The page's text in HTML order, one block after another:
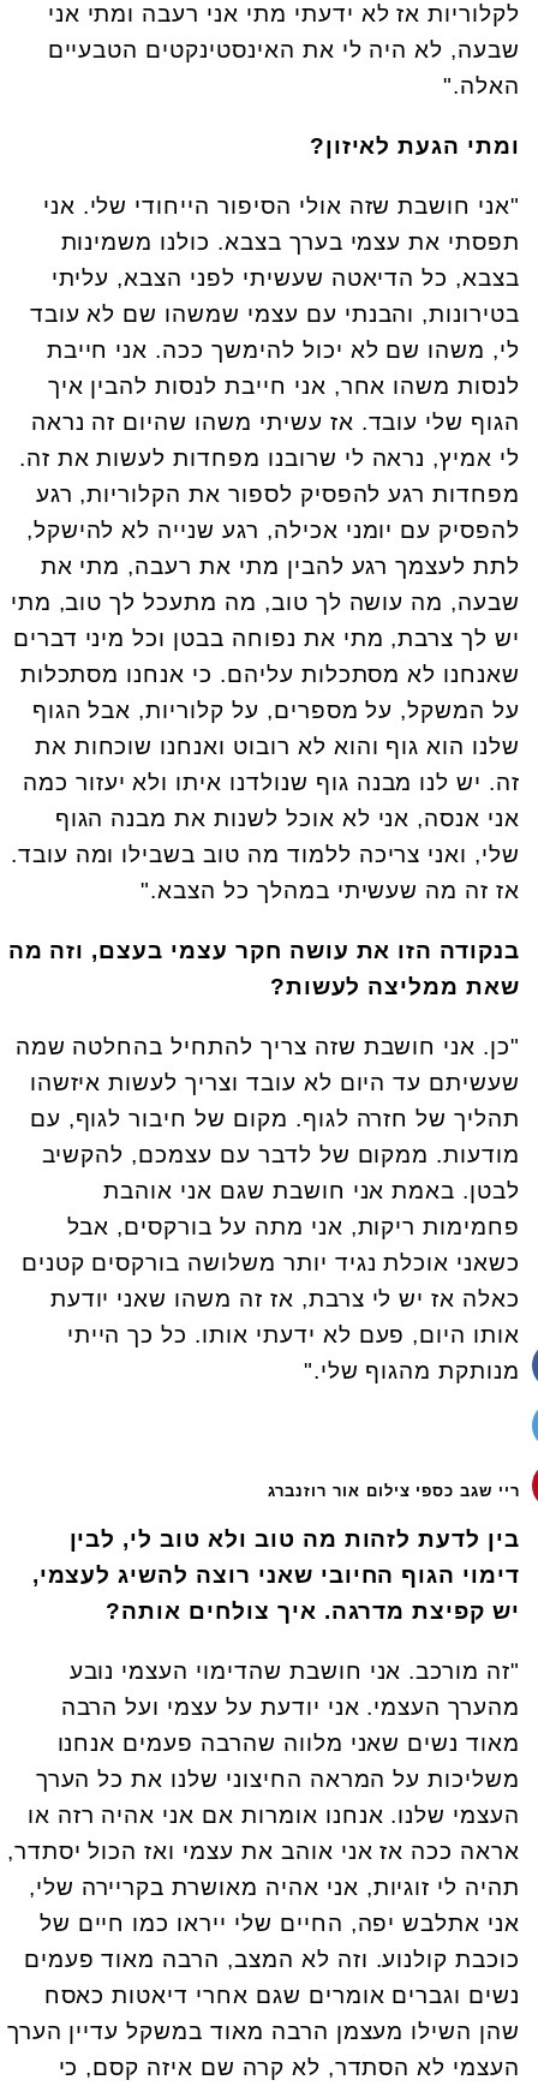
לקלוריות אז לא ידעתי מתי אני רעבה ומתי אני
שבעה, לא היה לי את האינסטינקטים הטבעיים
האלה."
ומתי הגעת לאיזון?
"אני חושבת שזה אולי הסיפור הייחודי שלי. אני
תפסתי את עצמי בערך בצבא. כולנו משמינות
בצבא, כל הדיאטה שעשיתי לפני הצבא, עליתי
בטירונות, והבנתי עם עצמי שמשהו שם לא עובד
לי, משהו שם לא יכול להימשך ככה. אני חייבת
לנסות משהו אחר, אני חייבת לנסות להבין איך
הגוף שלי עובד. אז עשיתי משהו שהיום זה נראה
לי אמיץ, נראה לי שרובנו מפחדות לעשות את זה.
מפחדות רגע להפסיק לספור את הקלוריות, רגע
להפסיק עם יומני אכילה, רגע שנייה לא להישקל,
לתת לעצמך רגע להבין מתי את רעבה, מתי את
שבעה, מה עושה לך טוב, מה מתעכל לך טוב, מתי
יש לך צרבת, מתי את נפוחה בבטן וכל מיני דברים
שאנחנו לא מסתכלות עליהם. כי אנחנו מסתכלות
על המשקל, על מספרים, על קלוריות, אבל הגוף
שלנו הוא גוף והוא לא רובוט ואנחנו שוכחות את
זה. יש לנו מבנה גוף שנולדנו איתו ולא יעזור כמה
אני אנסה, אני לא אוכל לשנות את מבנה הגוף
שלי, ואני צריכה ללמוד מה טוב בשבילו ומה עובד.
אז זה מה שעשיתי במהלך כל הצבא."
בנקודה הזו את עושה חקר עצמי בעצם, וזה מה
שאת ממליצה לעשות?
"כן. אני חושבת שזה צריך להתחיל בהחלטה שמה
שעשיתם עד היום לא עובד וצריך לעשות איזשהו
תהליך של חזרה לגוף. מקום של חיבור לגוף, עם
מודעות. ממקום של לדבר עם עצמכם, להקשיב
לבטן. באמת אני חושבת שגם אני אוהבת
פחמימות ריקות, אני מתה על בורקסים, אבל
כשאני אוכלת נגיד יותר משלושה בורקסים קטנים
כאלה אז יש לי צרבת, אז זה משהו שאני יודעת
אותו היום, פעם לא ידעתי אותו. כל כך הייתי
מנותקת מהגוף שלי."
ריי שגב כספי צילום אור רוזנברג
בין לדעת לזהות מה טוב ולא טוב לי, לבין
דימוי הגוף החיובי שאני רוצה להשיג לעצמי,
יש קפיצת מדרגה. איך צולחים אותה?
"זה מורכב. אני חושבת שהדימוי העצמי נובע
מהערך העצמי. אני יודעת על עצמי ועל הרבה
מאוד נשים שאני מלווה שהרבה פעמים אנחנו
משליכות על המראה החיצוני שלנו את כל הערך
העצמי שלנו. אנחנו אומרות אם אני אהיה רזה או
אראה ככה אז אני אוהב את עצמי ואז הכול יסתדר,
תהיה לי זוגיות, אני אהיה מאושרת בקריירה שלי,
אני אתלבש יפה, החיים שלי ייראו כמו חיים של
כוכבת קולנוע. וזה לא המצב, הרבה מאוד פעמים
נשים וגברים אומרים שגם אחרי דיאטות כאסח
שהן השילו מעצמן הרבה מאוד במשקל עדיין הערך
העצמי לא הסתדר, לא קרה שם איזה קסם, כי